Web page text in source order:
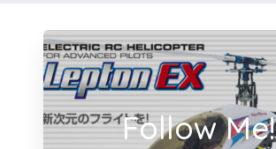
Follow Me!